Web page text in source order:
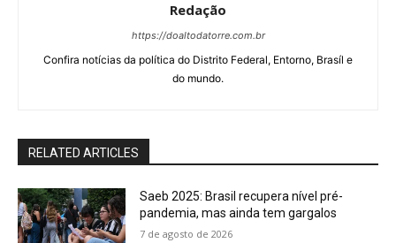
Redação
https://doaltodatorre.com.br
Confira notícias da política do Distrito Federal, Entorno, Brasíl e
do mundo.
RELATED ARTICLES
Saeb 2025: Brasil recupera nível pré-
pandemia, mas ainda tem gargalos
7 de agosto de 2026